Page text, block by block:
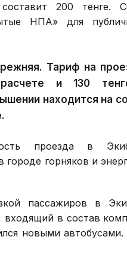
200 тенге.
НПА» для
Тариф на
и 130
находится на
проезда в
горняков и
пассажиров в
в состав
новыми